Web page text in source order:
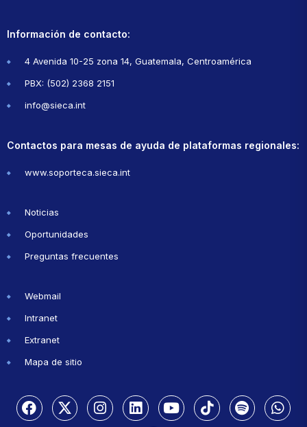
Información de contacto:
4 Avenida 10-25 zona 14, Guatemala, Centroamérica
PBX: (502) 2368 2151
info@sieca.int
Contactos para mesas de ayuda de plataformas regionales:
www.soporteca.sieca.int
Noticias
Oportunidades
Preguntas frecuentes
Webmail
Intranet
Extranet
Mapa de sitio